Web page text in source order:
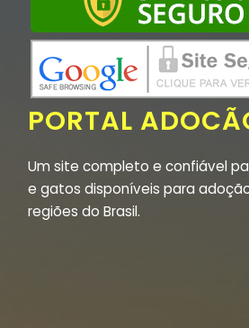
PORTAL
Um site completo e confiável
e gatos disponíveis para
regiões do Brasil.